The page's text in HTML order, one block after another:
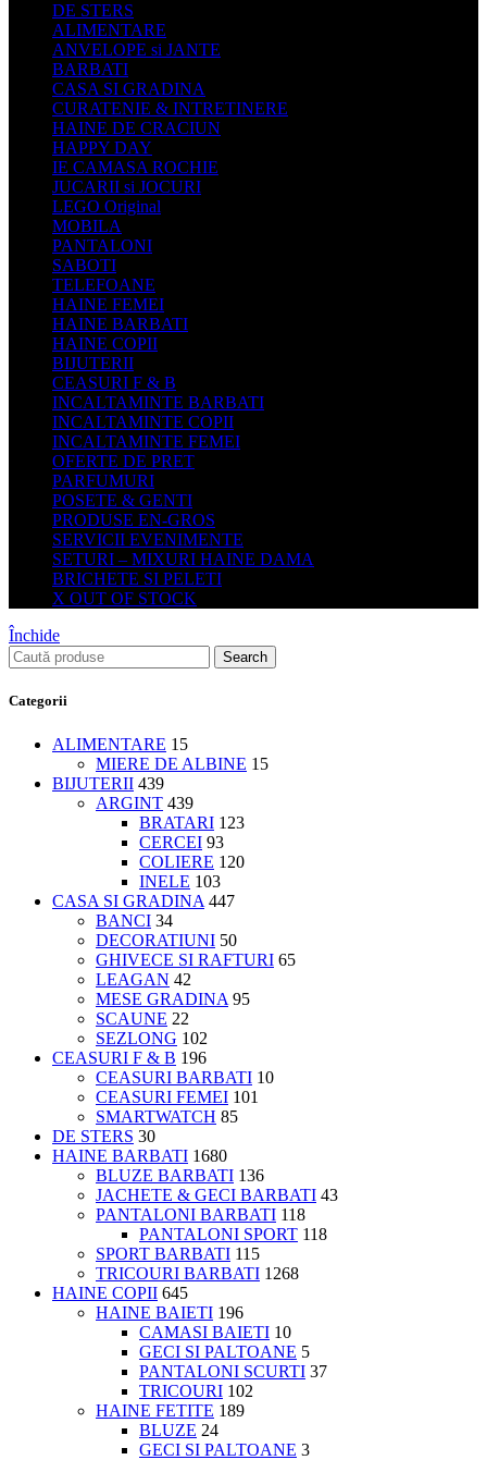
DE STERS
ALIMENTARE
ANVELOPE si JANTE
BARBATI
CASA SI GRADINA
CURATENIE & INTRETINERE
HAINE DE CRACIUN
HAPPY DAY
IE CAMASA ROCHIE
JUCARII si JOCURI
LEGO Original
MOBILA
PANTALONI
SABOTI
TELEFOANE
HAINE FEMEI
HAINE BARBATI
HAINE COPII
BIJUTERII
CEASURI F & B
INCALTAMINTE BARBATI
INCALTAMINTE COPII
INCALTAMINTE FEMEI
OFERTE DE PRET
PARFUMURI
POSETE & GENTI
PRODUSE EN-GROS
SERVICII EVENIMENTE
SETURI – MIXURI HAINE DAMA
BRICHETE SI PELETI
X OUT OF STOCK
Închide
Search
Categorii
ALIMENTARE 15
MIERE DE ALBINE 15
BIJUTERII 439
ARGINT 439
BRATARI 123
CERCEI 93
COLIERE 120
INELE 103
CASA SI GRADINA 447
BANCI 34
DECORATIUNI 50
GHIVECE SI RAFTURI 65
LEAGAN 42
MESE GRADINA 95
SCAUNE 22
SEZLONG 102
CEASURI F & B 196
CEASURI BARBATI 10
CEASURI FEMEI 101
SMARTWATCH 85
DE STERS 30
HAINE BARBATI 1680
BLUZE BARBATI 136
JACHETE & GECI BARBATI 43
PANTALONI BARBATI 118
PANTALONI SPORT 118
SPORT BARBATI 115
TRICOURI BARBATI 1268
HAINE COPII 645
HAINE BAIETI 196
CAMASI BAIETI 10
GECI SI PALTOANE 5
PANTALONI SCURTI 37
TRICOURI 102
HAINE FETITE 189
BLUZE 24
GECI SI PALTOANE 3